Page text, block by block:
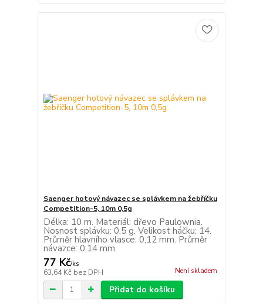
Saenger hotový návazec se splávkem na žebříčku
Competition-5, 10m 0,5g
Délka: 10 m. Materiál: dřevo Paulownia.
Nosnost splávku: 0,5 g. Velikost háčku: 14.
Průměr hlavního vlasce: 0,12 mm. Průměr
návazce: 0,14 mm.
77 Kč/ks
63,64 Kč bez DPH Není skladem
Přidat do košíku